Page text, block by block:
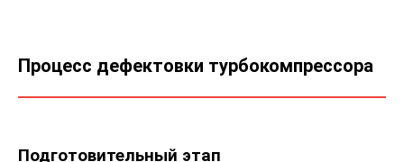
Процесс дефектовки турбокомпрессора
Подготовительный этап